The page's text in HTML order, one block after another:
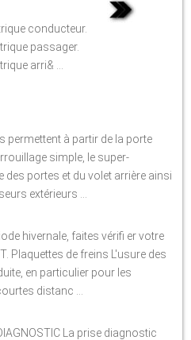
conducteur.
passager.
arri& ...
permettent à partir de la porte
simple, le super-
des portes et du volet arrière ainsi
extérieurs ...
hivernale, faites vérifi er votre
Plaquettes de freins L'usure des
en particulier pour les
distanc ...
La prise diagnostic